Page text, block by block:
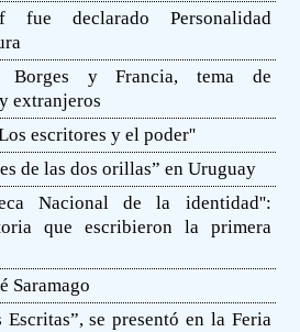
fue declarado Personalidad
Borges y Francia, tema de
extranjeros
escritores y el poder''
de las dos orillas” en Uruguay
Nacional de la identidad'':
que escribieron la primera
Saramago
Escritas”, se presentó en la Feria